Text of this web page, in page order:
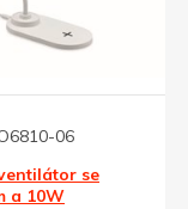
06
se
a 10W